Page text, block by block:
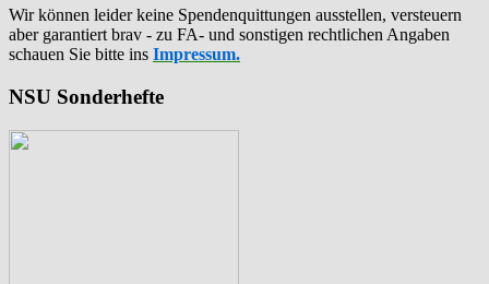
Wir können leider keine Spendenquittungen ausstellen, versteuern
aber garantiert brav - zu FA- und sonstigen rechtlichen Angaben
schauen Sie bitte ins Impressum.
NSU Sonderhefte